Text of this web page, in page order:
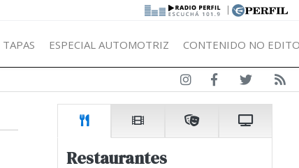
|
TAPAS ESPECIAL AUTOMOTRIZ CONTENIDO NO
Restaurantes